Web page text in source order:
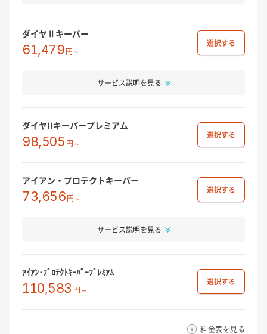
ダイヤⅡキーパー
61,479円～
選択
サービス説明を見る
ダイヤIIキーパープレミアム
98,505 円～
選択
アイアン・プロテクトキーパー
73,656円～
選択
サービス説明を見る
ｱｲｱﾝ･ﾌﾟﾛﾃｸﾄｷｰﾊﾟｰﾌﾟﾚﾐｱﾑ
110,583 円～
選択
料金表を見る